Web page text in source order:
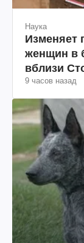
Наука
Изменяет
женщин в
вблизи
(фото)
9 часов назад